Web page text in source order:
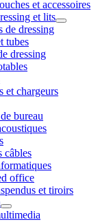
et accessoires
et lits
de dressing
tubes
dressing
et chargeurs
bureau
câbles
office
et tiroirs